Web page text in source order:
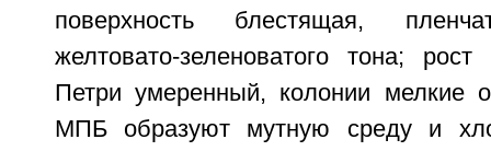
поверхность блестящая,
желтовато-зеленоватого тона;
Петри умеренный, колонии мелкие
МПБ образуют мутную среду и